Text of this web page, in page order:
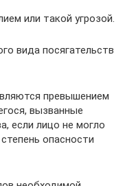
или такой угрозой.
вида посягательств
превышением
вызванные
если лицо не могло
опасности